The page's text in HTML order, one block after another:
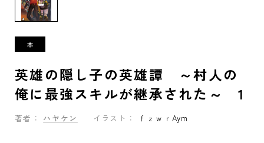
英雄の隠し子の英雄譚 ～村人の
俺に最強スキルが継承された～ 1
著者： ハヤケン イラスト： ｆｚｗｒAym